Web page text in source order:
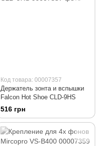
Код товара: 00007357
Держатель зонта и вспышки
Falcon Hot Shoe CLD-9HS
516 грн